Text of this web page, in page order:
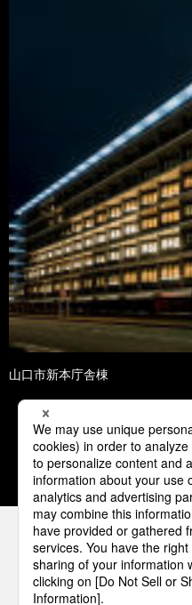
山口市新本庁舎棟
1 2 3
パナソニックの電